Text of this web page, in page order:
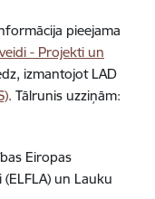
pieejama
- Projekti un
izmantojot LAD
. Tālrunis uzziņām:
Eiropas
un Lauku